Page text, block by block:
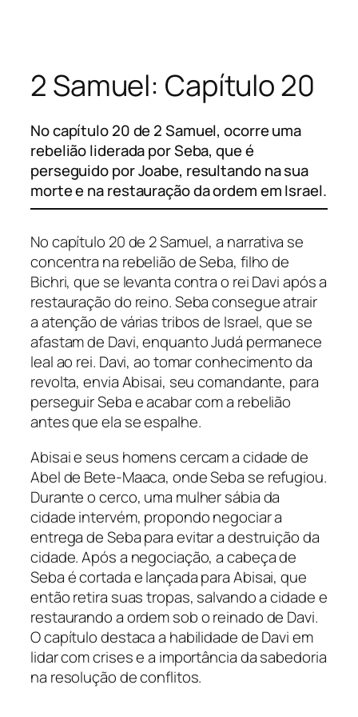
conteúdo
2 Samuel: Capítulo 20
No capítulo 20 de 2 Samuel, ocorre uma
rebelião liderada por Seba, que é
perseguido por Joabe, resultando na sua
morte e na restauração da ordem em Israel.
No capítulo 20 de 2 Samuel, a narrativa se
concentra na rebelião de Seba, filho de
Bichri, que se levanta contra o rei Davi após a
restauração do reino. Seba consegue atrair
a atenção de várias tribos de Israel, que se
afastam de Davi, enquanto Judá permanece
leal ao rei. Davi, ao tomar conhecimento da
revolta, envia Abisai, seu comandante, para
perseguir Seba e acabar com a rebelião
antes que ela se espalhe.
Abisai e seus homens cercam a cidade de
Abel de Bete-Maaca, onde Seba se refugiou.
Durante o cerco, uma mulher sábia da
cidade intervém, propondo negociar a
entrega de Seba para evitar a destruição da
cidade. Após a negociação, a cabeça de
Seba é cortada e lançada para Abisai, que
então retira suas tropas, salvando a cidade e
restaurando a ordem sob o reinado de Davi.
O capítulo destaca a habilidade de Davi em
lidar com crises e a importância da sabedoria
na resolução de conflitos.